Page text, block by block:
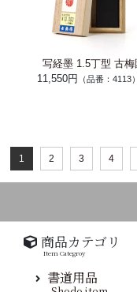
写経墨 1.5丁型 古梅
11,550円
（品番：4113）
1 2 3 4
商品カテゴリ
Item Categroy
書道用品